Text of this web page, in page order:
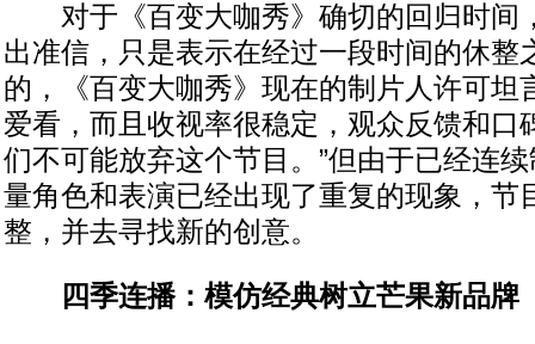
对于《百变大咖秀》确切的回归时间
出准信，只是表示在经过一段时间的休整
的，《百变大咖秀》现在的制片人许可坦
爱看，而且收视率很稳定，观众反馈和口
们不可能放弃这个节目。”但由于已经连
量角色和表演已经出现了重复的现象，节
整，并去寻找新的创意。
四季连播：模仿经典树立芒果新品牌